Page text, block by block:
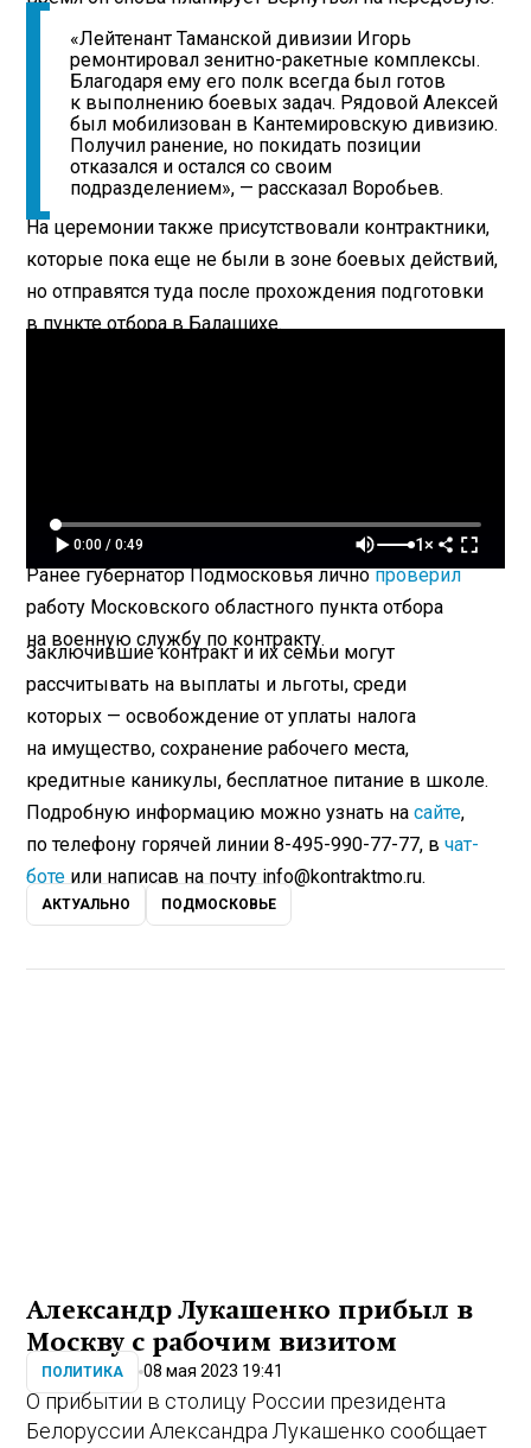
«Лейтенант Таманской дивизии Игорь
ремонтировал зенитно-ракетные комплексы.
Благодаря ему его полк всегда был готов
к выполнению боевых задач. Рядовой Алексей
был мобилизован в Кантемировскую дивизию.
Получил ранение, но покидать позиции
отказался и остался со своим
подразделением», — рассказал Воробьев.
На церемонии также присутствовали контрактники,
которые пока еще не были в зоне боевых действий,
но отправятся туда после прохождения подготовки
в пункте отбора в Балашихе.
0:00 / 0:49 1×
Ранее губернатор Подмосковья личнопроверил
работу Московского областного пункта отбора
на военную службу по контракту.
Заключившие контракт и их семьи могут
рассчитывать на выплаты и льготы, среди
которых — освобождение от уплаты налога
на имущество, сохранение рабочего места,
кредитные каникулы, бесплатное питание в школе.
Подробную информацию можно узнать насайте,
по телефону горячей линии 8-495-990-77-77, вчат-
боте или написав на почту info@kontraktmo.ru.
АКТУАЛЬНО ПОДМОСКОВЬЕ
Александр Лукашенко прибыл в
Москву с рабочим визитом
ПОЛИТИКА 08 мая 2023 19:41
О прибытии в столицу России президента
Белоруссии Александра Лукашенко сообщает